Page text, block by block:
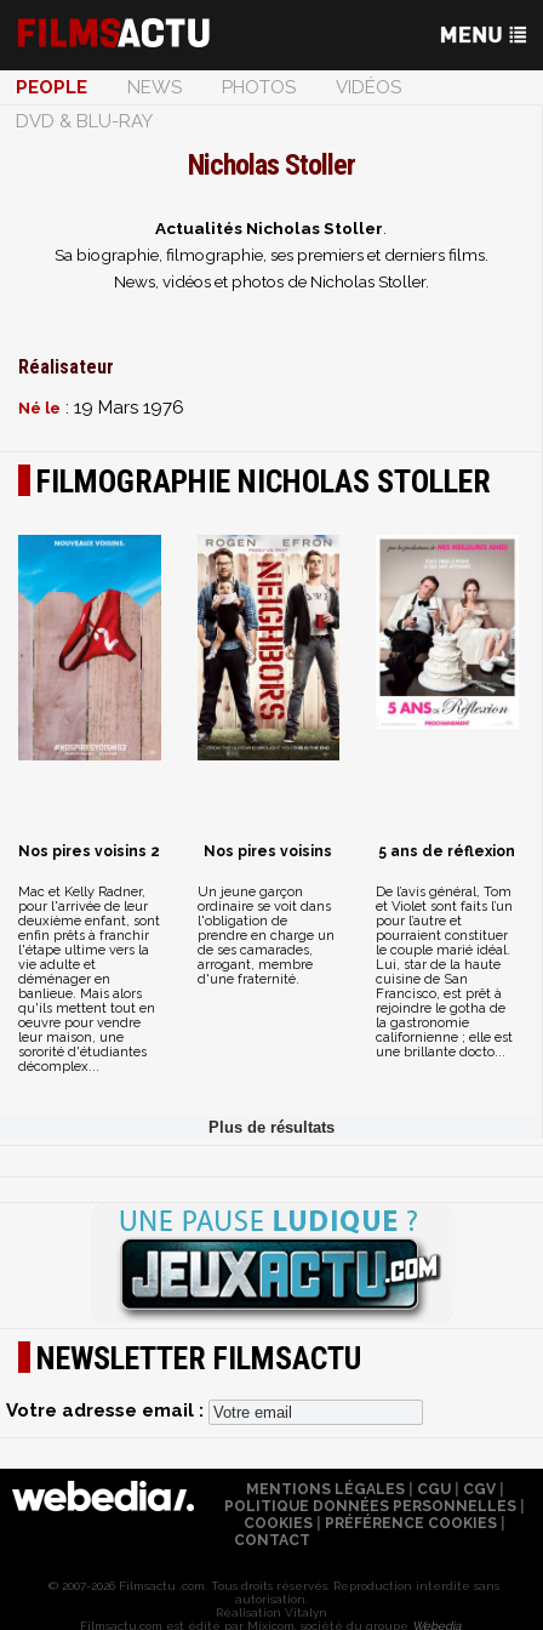
PEOPLE NEWS PHOTOS
VIDÉOS
DVD & BLU-RAY
Nicholas Stoller
Actualités Nicholas Stoller
Sa biographie, filmographie, ses premiers et derniers films.
News, vidéos et photos de Nicholas Stoller.
Réalisateur
Né le : 19 Mars 1976
FILMOGRAPHIE NICHOLAS STOLLER
Nos pires voisins 2
Mac et Kelly Radner,
pour l'arrivée de leur
deuxième enfant, sont
enfin prêts à franchir
l'étape ultime vers la
vie adulte et
déménager en
banlieue. Mais alors
qu'ils mettent tout en
oeuvre pour vendre
leur maison, une
sororité d'étudiantes
décomplex...
Nos pires voisins
Un jeune garçon
ordinaire se voit dans
l'obligation de
prendre en charge un
de ses camarades,
arrogant, membre
d'une fraternité.
5 ans de réflexion
De l’avis général, Tom
et Violet sont faits l’un
pour l’autre et
pourraient constituer
le couple marié idéal.
Lui, star de la haute
cuisine de San
Francisco, est prêt à
rejoindre le gotha de
la gastronomie
californienne ; elle est
une brillante docto...
NEWSLETTER FILMSACTU
Votre adresse email :
MENTIONS LÉGALES| CGU| CGV|
POLITIQUE DONNÉES PERSONNELLES
COOKIES
PRÉFÉRENCE COOKIES
CONTACT
© 2007-2026 Filmsactu .com. Tous droits réservés. Reproduction interdite sans
autorisation.
Réalisation Vitalyn
Filmsactu .com est édité par Mixicom, société du groupe Webedia.